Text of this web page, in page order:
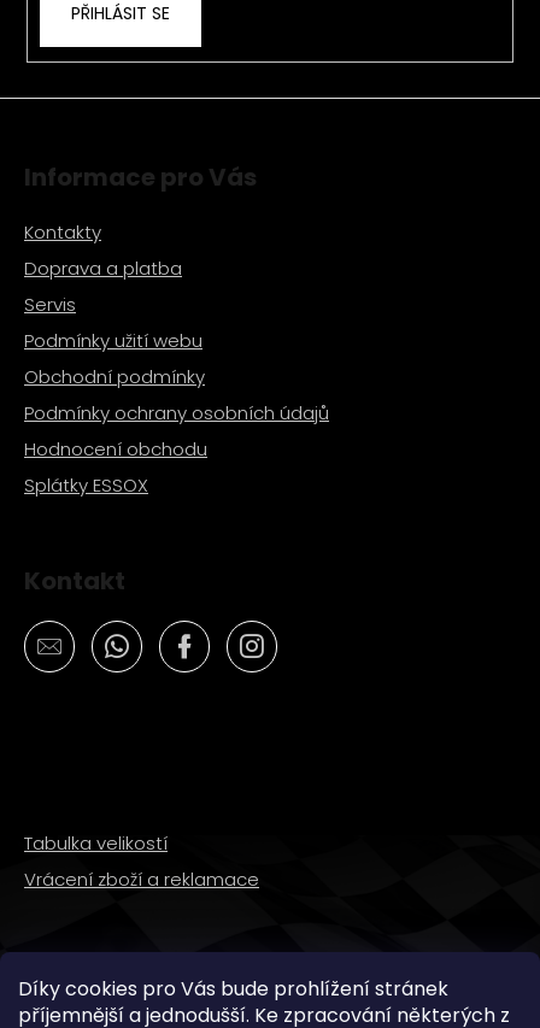
Díky cookies pro Vás bude prohlížení stránek
příjemnější a jednodušší. Ke zpracování některých z
ý
p
PŘIHLÁSIT SE
Informace pro Vás
Kontakty
Doprava a platba
Servis
Podmínky užití webu
Obchodní podmínky
Podmínky ochrany osobních údajů
Hodnocení obchodu
Splátky ESSOX
Kontakt
Tabulka velikostí
Vrácení zboží a reklamace
SLEDUJTE NÁS